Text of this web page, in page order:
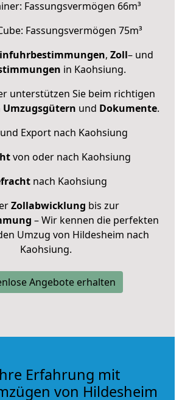
Fassungsvermögen 66m³
Fassungsvermögen 75m³
, Zoll– und
in Kaohsiung.
unterstützen Sie beim richtigen
Umzugsgütern und Dokumente.
und Export nach Kaohsiung
von oder nach Kaohsiung
nach Kaohsiung
Zollabwicklung bis zur
– Wir kennen die perfekten
Umzug von Hildesheim nach
Kaohsiung.
Angebote erhalten
Erfahrung mit
von Hildesheim